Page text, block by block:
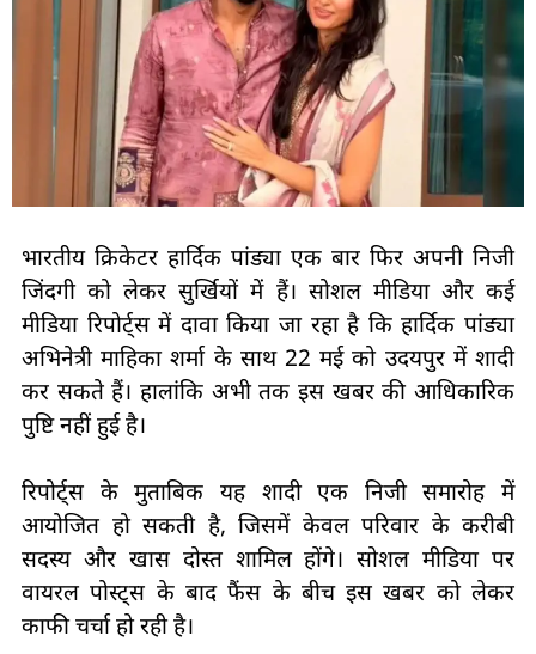
भारतीय क्रिकेटर हार्दिक पांड्या एक बार फिर अपनी निजी
जिंदगी को लेकर सुर्खियों में हैं। सोशल मीडिया और कई
मीडिया रिपोर्ट्स में दावा किया जा रहा है कि हार्दिक पांड्या
अभिनेत्री माहिका शर्मा के साथ 22 मई को उदयपुर में शादी
कर सकते हैं। हालांकि अभी तक इस खबर की आधिकारिक
पुष्टि नहीं हुई है।
रिपोर्ट्स के मुताबिक यह शादी एक निजी समारोह में
आयोजित हो सकती है, जिसमें केवल परिवार के करीबी
सदस्य और खास दोस्त शामिल होंगे। सोशल मीडिया पर
वायरल पोस्ट्स के बाद फैंस के बीच इस खबर को लेकर
काफी चर्चा हो रही है।